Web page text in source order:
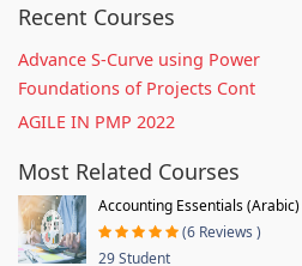
Recent Courses
Advance S-Curve using Power
Foundations of Projects Cont
AGILE IN PMP 2022
Most Related Courses
Accounting Essentials (Arabic)
(6 Reviews )
29 Student